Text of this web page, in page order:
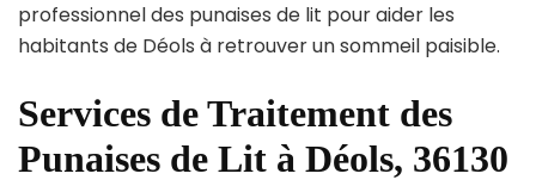
professionnel des punaises de lit pour aider les
habitants de Déols à retrouver un sommeil paisible.
Services de Traitement des
Punaises de Lit à Déols, 36130